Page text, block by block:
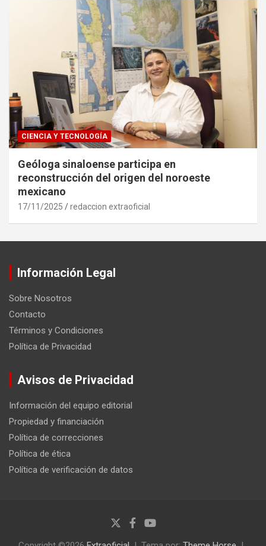
CIENCIA Y TECNOLOGÍA
Geóloga sinaloense participa en
reconstrucción del origen del noroeste
mexicano
17/11/2025 redaccion extraoficial
Información Legal
Sobre Nosotros
Contacto
Términos y Condiciones
Política de Privacidad
Avisos de Privacidad
Información del equipo editorial
Propiedad y financiación
Política de correcciones
Política de ética
Política de verificación de datos